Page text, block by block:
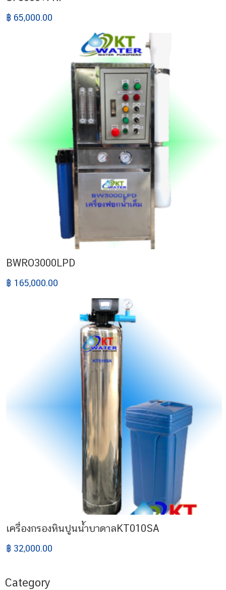
฿ 65,000.00
BWRO3000LPD
฿ 165,000.00
เครื่องกรองหินปูนน้ำบาดาลKT010SA
฿ 32,000.00
Category